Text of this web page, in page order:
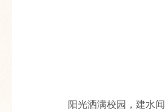
阳光洒满校园，建水